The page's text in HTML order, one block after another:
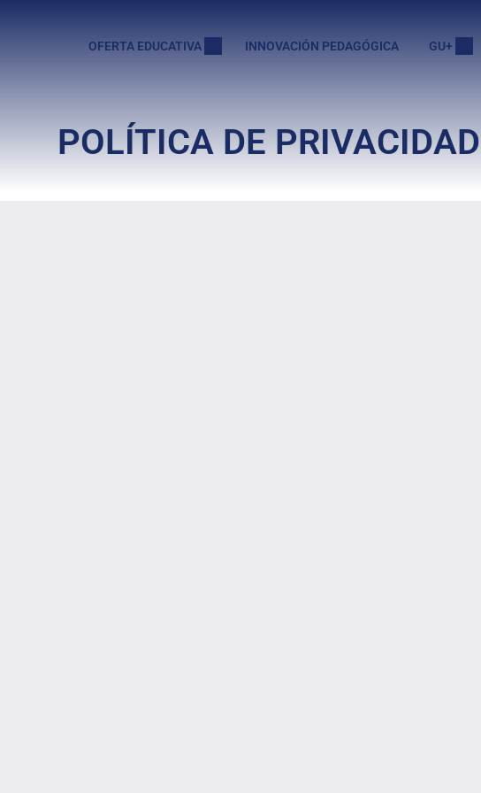
OFERTA EDUCATIVA INNOVACIÓN PEDAGÓGICA GU+
POLÍTICA DE PRIVACIDAD